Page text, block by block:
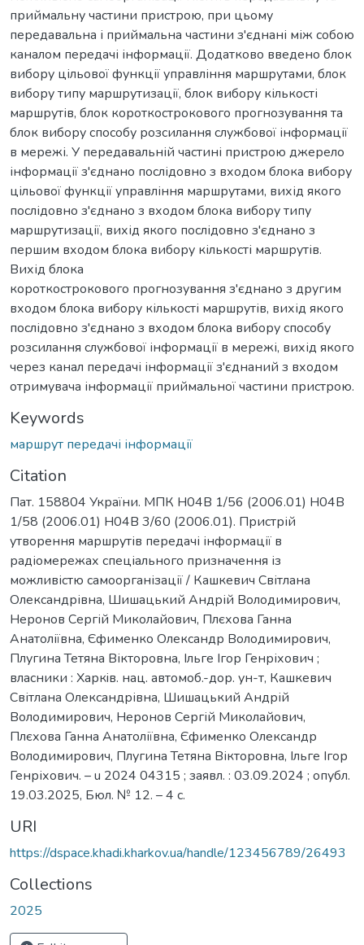
приймальну частини пристрою, при цьому
передавальна і приймальна частини з'єднані між собою
каналом передачі інформації. Додатково введено блок
вибору цільової функції управління маршрутами, блок
вибору типу маршрутизації, блок вибору кількості
маршрутів, блок короткострокового прогнозування та
блок вибору способу розсилання службової інформації
в мережі. У передавальній частині пристрою джерело
інформації з'єднано послідовно з входом блока вибору
цільової функції управління маршрутами, вихід якого
послідовно з'єднано з входом блока вибору типу
маршрутизації, вихід якого послідовно з'єднано з
першим входом блока вибору кількості маршрутів.
Вихід блока
короткострокового прогнозування з'єднано з другим
входом блока вибору кількості маршрутів, вихід якого
послідовно з'єднано з входом блока вибору способу
розсилання службової інформації в мережі, вихід якого
через канал передачі інформації з'єднаний з входом
отримувача інформації приймальної частини пристрою.
Keywords
маршрут передачі інформації
Citation
Пат. 158804 України. МПК H04B 1/56 (2006.01) H04B
1/58 (2006.01) H04B 3/60 (2006.01). Пристрій
утворення маршрутів передачі інформації в
радіомережах спеціального призначення із
можливістю самоорганізації / Кашкевич Світлана
Олександрівна, Шишацький Андрій Володимирович,
Неронов Сергій Миколайович, Плєхова Ганна
Анатоліївна, Єфименко Олександр Володимирович,
Плугина Тетяна Вікторовна, Ільге Ігор Генріхович ;
власники : Харкiв. нац. автомоб.-дор. ун-т, Кашкевич
Світлана Олександрівна, Шишацький Андрій
Володимирович, Неронов Сергій Миколайович,
Плєхова Ганна Анатоліївна, Єфименко Олександр
Володимирович, Плугина Тетяна Вікторовна, Ільге Ігор
Генріхович. – u 2024 04315 ; заявл. : 03.09.2024 ; опубл.
19.03.2025, Бюл. № 12. – 4 с.
URI
https://dspace.khadi.kharkov.ua/handle/123456789/26493
Collections
2025